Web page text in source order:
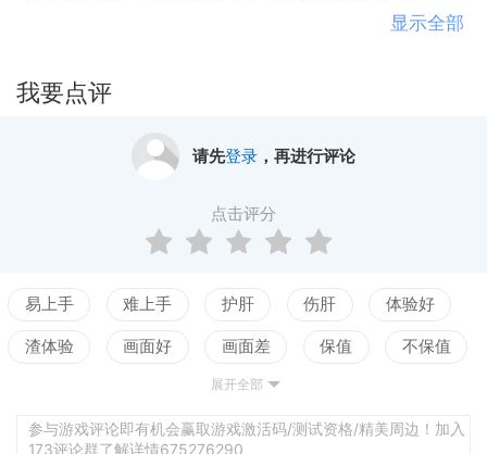
绝望的螺旋中，心爱的公主和她的守护骑士克服了恐
眼睛。从天而降，承载着她的梦想。舀起水面上的涟
显示全部
我要点评
请先登录，再进行评论
点击评分
易上手 难上手 护肝 伤肝 体验好
渣体验 画面好 画面差 保值 不保值
测试
强社交 弱社交
展开全部
参与游戏评论即有机会赢取游戏激活码/测试资格/精美周边！加入
173评论群了解详情675276290